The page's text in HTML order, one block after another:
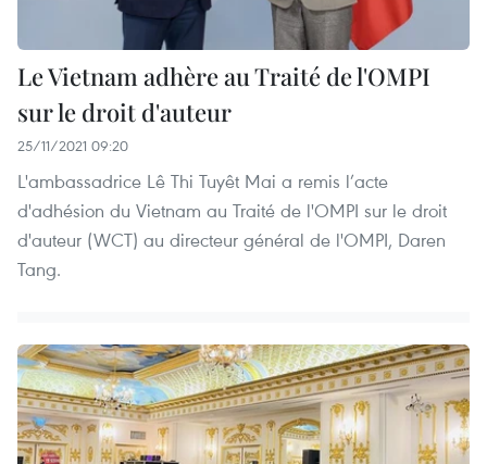
Le Vietnam adhère au Traité de l'OMPI
sur le droit d'auteur
25/11/2021 09:20
L'ambassadrice Lê Thi Tuyêt Mai a remis l’acte
d'adhésion du Vietnam au Traité de l'OMPI sur le droit
d'auteur (WCT) au directeur général de l'OMPI, Daren
Tang.